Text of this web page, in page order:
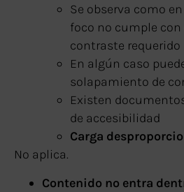
Se observa como
foco no cumple
contraste requerido
En algún caso
solapamiento de
Existen
de accesibilidad
Carga
No aplica.
Contenido no entra